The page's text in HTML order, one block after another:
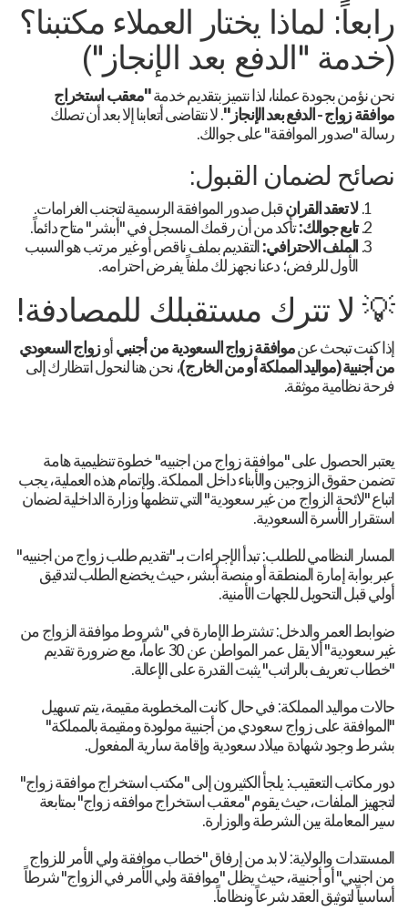
رابعاً: لماذا يختار العملاء مكتبنا؟
(خدمة "الدفع بعد الإنجاز")
نحن نؤمن بجودة عملنا، لذا نتميز بتقديم خدمة"معقب استخراج
موافقة زواج - الدفع بعد الإنجاز". لا نتقاضى أتعابنا إلا بعد أن تصلك
رسالة "صدور الموافقة" على جوالك.
نصائح لضمان القبول:
لا تعقد القرانقبل صدور الموافقة الرسمية لتجنب الغرامات.
تابع جوالك:تأكد من أن رقمك المسجل في "أبشر" متاح دائماً.
الملف الاحترافي:التقديم بملف ناقص أو غير مرتب هو السبب
الأول للرفض؛ دعنا نجهز لك ملفاً يفرض احترامه.
💡 لا تترك مستقبلك للمصادفة!
إذا كنت تبحث عنموافقة زواج السعودية من أجنبيأوزواج السعودي
من أجنبية (مواليد المملكة أو من الخارج)، نحن هنا لنحول انتظارك إلى
فرحة نظامية موثقة.
يعتبر الحصول على "موافقة زواج من اجنبيه" خطوة تنظيمية هامة
تضمن حقوق الزوجين والأبناء داخل المملكة. ولإتمام هذه العملية، يجب
اتباع "لائحة الزواج من غير سعودية" التي تنظمها وزارة الداخلية لضمان
استقرار الأسرة السعودية.
المسار النظامي للطلب: تبدأ الإجراءات بـ "تقديم طلب زواج من اجنبيه"
عبر بوابة إمارة المنطقة أو منصة أبشر، حيث يخضع الطلب لتدقيق
أولي قبل التحويل للجهات الأمنية.
ضوابط العمر والدخل: تشترط الإمارة في "شروط موافقة الزواج من
غير سعودية" ألا يقل عمر المواطن عن 30 عاماً، مع ضرورة تقديم
"خطاب تعريف بالراتب" يثبت القدرة على الإعالة.
حالات مواليد المملكة: في حال كانت المخطوبة مقيمة، يتم تسهيل
"الموافقة على زواج سعودي من أجنبية مولودة ومقيمة بالمملكة"
بشرط وجود شهادة ميلاد سعودية وإقامة سارية المفعول.
دور مكاتب التعقيب: يلجأ الكثيرون إلى "مكتب استخراج موافقة زواج"
لتجهيز الملفات، حيث يقوم "معقب استخراج موافقه زواج" بمتابعة
سير المعاملة بين الشرطة والوزارة.
المستندات والولاية: لا بد من إرفاق "خطاب موافقة ولي الأمر للزواج
من اجنبي" أو أجنبية، حيث يظل "موافقة ولي الأمر في الزواج" شرطاً
أساسياً لتوثيق العقد شرعاً ونظاماً.